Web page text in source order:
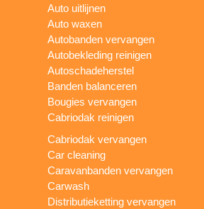
Auto uitlijnen
Auto waxen
Autobanden vervangen
Autobekleding reinigen
Autoschadeherstel
Banden balanceren
Bougies vervangen
Cabriodak reinigen
Cabriodak vervangen
Car cleaning
Caravanbanden vervangen
Carwash
Distributieketting vervangen